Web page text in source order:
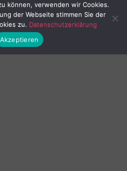
können, verwenden wir Cookies.
der Webseite stimmen Sie der
zu. Datenschutzerklärung
Akzeptieren